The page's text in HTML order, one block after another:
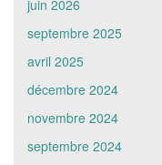
juin 2026
septembre 2025
avril 2025
décembre 2024
novembre 2024
septembre 2024